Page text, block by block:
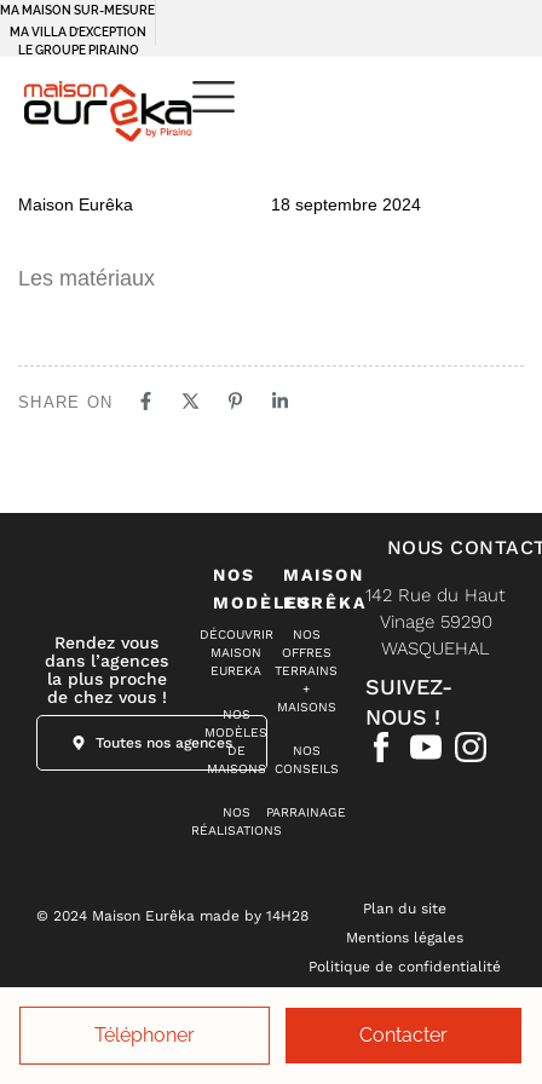
Téléphoner Contacter
MA MAISON SUR-MESURE
MA VILLA D’EXCEPTION
LE GROUPE PIRAINO
IN:
Maison Eurêka
on:
18 septembre 2024
Les matériaux
SHARE ON
Rendez vous
dans l’agences
la plus proche
de chez vous !
Toutes nos agences
NOS
MODÈLES
DÉCOUVRIR
MAISON
EUREKA
NOS
MODÈLES
DE
MAISONS
NOS
RÉALISATIONS
MAISON
EURÊKA
NOS
OFFRES
TERRAINS
+
MAISONS
NOS
CONSEILS
PARRAINAGE
NOUS
142 Rue du Haut
Vinage 59290
WASQUEHAL
SUIVEZ-
NOUS !
© 2024 Maison Eurêka made by 14H28
Plan du site
Mentions légales
Politique de confidentialité